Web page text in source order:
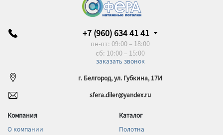
+7 (960) 634 41 41
пн-пт: 09:00 – 18:00
сб: 10:00 – 15:00
заказать звонок
г. Белгород, ул. Губкина, 17И
sfera.diler@yandex.ru
Компания
О компании
Каталог
Полотна